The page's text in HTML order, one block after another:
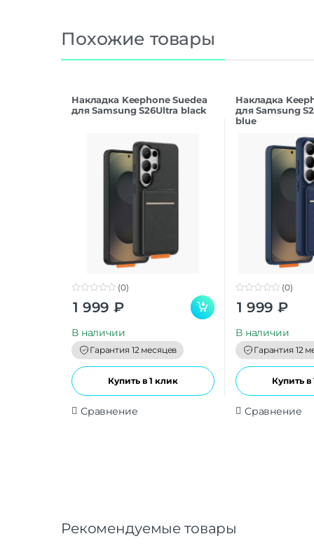
Похожие товары
Накладка Keephone Suedea
для Samsung S26Ultra black
o
(0)
1 999 ₽
В наличии
Гарантия 12 месяцев
Купить в 1 клик
Сравнение
Накладка
для Samsung
blue
o
(0)
1 999 ₽
В наличии
Гарантия 12
Купить в
Сравнение
Рекомендуемые товары